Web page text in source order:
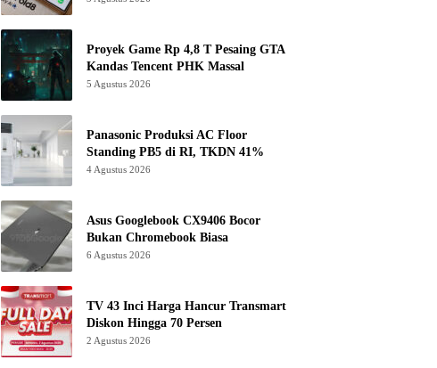
Proyek Game Rp 4,8 T Pesaing GTA
Kandas Tencent PHK Massal
5 Agustus 2026
Panasonic Produksi AC Floor
Standing PB5 di RI, TKDN 41%
4 Agustus 2026
Asus Googlebook CX9406 Bocor
Bukan Chromebook Biasa
6 Agustus 2026
TV 43 Inci Harga Hancur Transmart
Diskon Hingga 70 Persen
2 Agustus 2026